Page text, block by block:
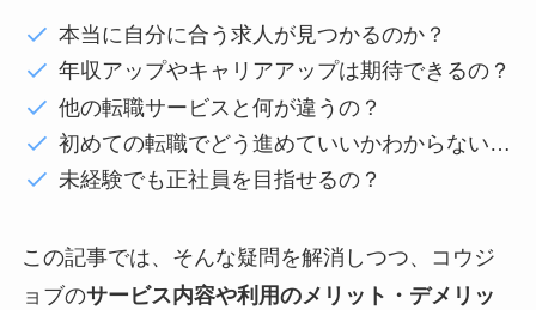
本当に自分に合う求人が見つかるのか？
年収アップやキャリアアップは期待できるの？
他の転職サービスと何が違うの？
初めての転職でどう進めていいかわからない…
未経験でも正社員を目指せるの？
この記事では、そんな疑問を解消しつつ、コウジ
ョブのサービス内容や利用のメリット・デメリッ